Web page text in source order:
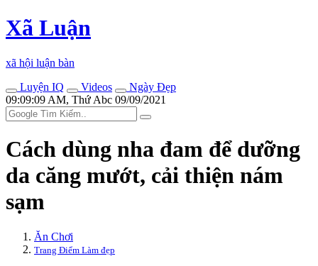
Xã Luận
xã hội luận bàn
Luyện IQ
Videos
Ngày Đẹp
09:09:09 AM, Thứ Abc 09/09/2021
Cách dùng nha đam để dưỡng
da căng mướt, cải thiện nám
sạm
Ăn Chơi
Trang Điểm Làm đẹp